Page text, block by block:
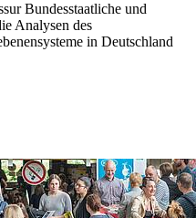
Bundesstaatliche und
Analysen des
in Deutschland